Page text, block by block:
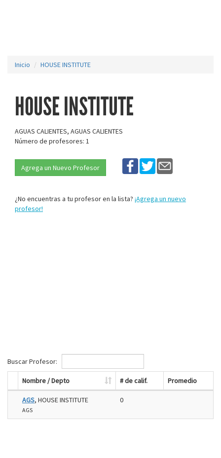
Inicio HOUSE INSTITUTE
HOUSE INSTITUTE
AGUAS CALIENTES, AGUAS CALIENTES
Número de profesores: 1
Agrega un Nuevo Profesor
¿No encuentras a tu profesor en la lista? ¡Agrega un nuevo
profesor!
Buscar Profesor:
Nombre / Depto # de calif. Promedio
AGS, HOUSE INSTITUTE
AGS
0